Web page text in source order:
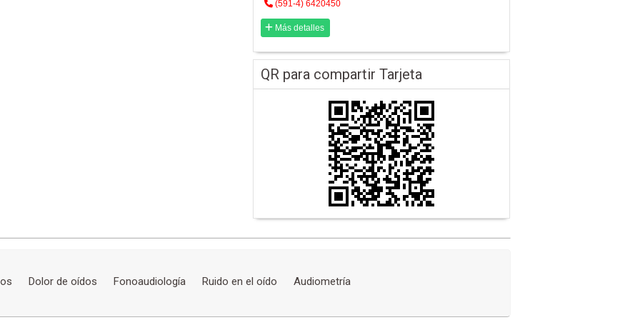
(591-4) 6420450
Más detalles
QR para compartir Tarjeta
Dolor de oídos Fonoaudiología Ruido en el oído Audiometría